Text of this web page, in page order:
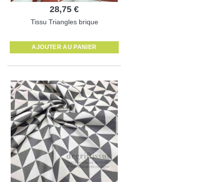
28,75 €
Tissu Triangles brique
AJOUTER AU PANIER